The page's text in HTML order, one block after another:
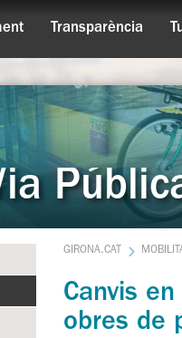
Transparència
GIRONA.CAT
Canvis
obres de